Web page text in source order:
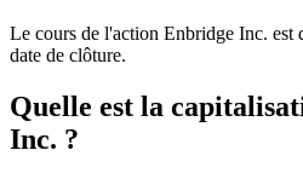
Le cours de l'action Enbridge Inc. est
date de clôture.
Quelle est la
Inc. ?